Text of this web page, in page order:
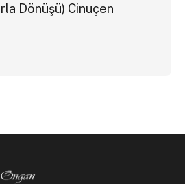
Dönüşü) Cinuçen